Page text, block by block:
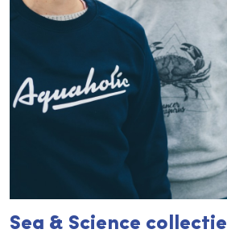
Sea & Science collectie